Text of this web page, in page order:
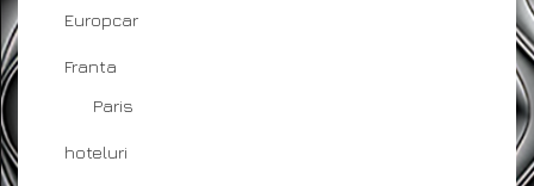
Europcar
Franta
Paris
hoteluri